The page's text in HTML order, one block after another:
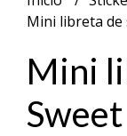
Mini libreta de
Mini